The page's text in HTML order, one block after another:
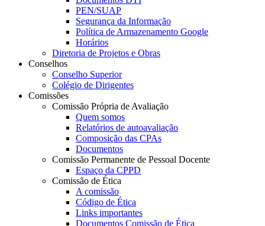
PEN/SUAP
Segurança da Informação
Política de Armazenamento Google
Horários
Diretoria de Projetos e Obras
Conselhos
Conselho Superior
Colégio de Dirigentes
Comissões
Comissão Própria de Avaliação
Quem somos
Relatórios de autoavaliação
Composição das CPAs
Documentos
Comissão Permanente de Pessoal Docente
Espaço da CPPD
Comissão de Ética
A comissão
Código de Ética
Links importantes
Documentos Comissão de Ética